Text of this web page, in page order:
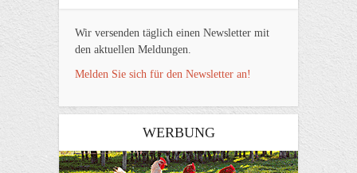
Wir versenden täglich einen Newsletter mit
den aktuellen Meldungen.
Melden Sie sich für den Newsletter an!
WERBUNG